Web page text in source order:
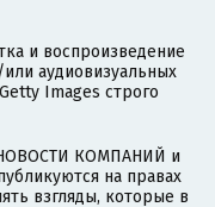
и воспроизведение
аудиовизуальных
Images строго
НОВОСТИ КОМПАНИЙ и
на правах
взгляды, которые в